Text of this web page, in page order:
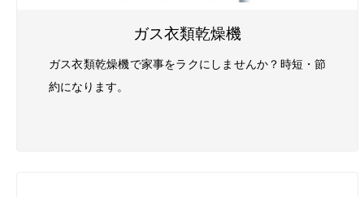
ガス衣類乾燥機
ガス衣類乾燥機で家事をラクにしませんか？時短・節
約になります。